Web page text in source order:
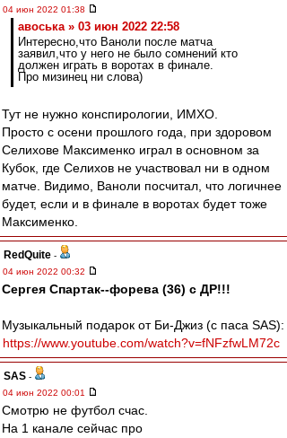
04 июн 2022 01:38
авоська » 03 июн 2022 22:58
Интересно,что Ваноли после матча
заявил,что у него не было сомнений кто
должен играть в воротах в финале.
Про мизинец ни слова)
Тут не нужно конспирологии, ИМХО.
Просто с осени прошлого года, при здоровом
Селихове Максименко играл в основном за
Кубок, где Селихов не участвовал ни в одном
матче. Видимо, Ваноли посчитал, что логичнее
будет, если и в финале в воротах будет тоже
Максименко.
RedQuite -
04 июн 2022 00:32
Сергея Cпартак--форева (36) с ДР!!!
Музыкальный подарок от Би-Джиз (с паса SAS):
https://www.youtube.com/watch?v=fNFzfwLM72c
SAS -
04 июн 2022 00:01
Смотрю не футбол счас.
На 1 канале сейчас про